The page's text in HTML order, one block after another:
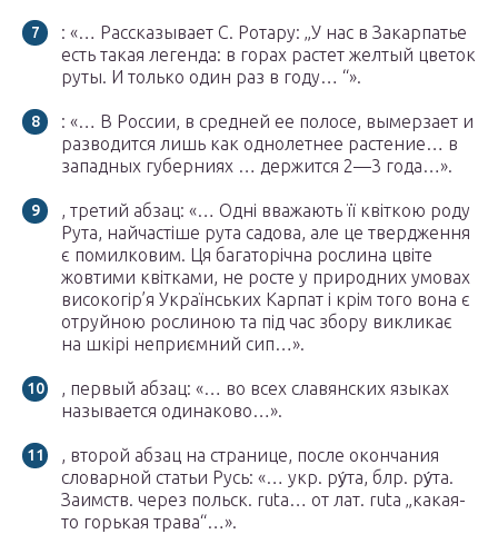
: «… Рассказывает С. Ротару: „У нас в Закарпатье
есть такая легенда: в горах растет желтый цветок
руты. И только один раз в году… “».
: «… В России, в средней ее полосе, вымерзает и
разводится лишь как однолетнее растение… в
западных губерниях … держится 2—3 года…».
, третий абзац: «… Одні вважають її квіткою роду
Рута, найчастіше рута садова, але це твердження
є помилковим. Ця багаторічна рослина цвіте
жовтими квітками, не росте у природних умовах
високогір’я Українських Карпат і крім того вона є
отруйною рослиною та під час збору викликає
на шкірі неприємний сип…».
, первый абзац: «… во всех славянских языках
называется одинаково…».
, второй абзац на странице, после окончания
словарной статьи Русь: «… укр. ру́та, блр. ру́та.
Заимств. через польск. rutа… от лат. rutа „какая-
то горькая трава“…».